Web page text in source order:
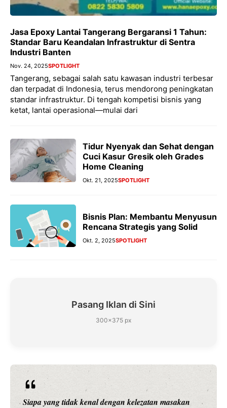
Jasa Epoxy Lantai Tangerang Bergaransi 1 Tahun:
Standar Baru Keandalan Infrastruktur di Sentra
Industri Banten
Nov. 24, 2025SPOTLIGHT
Tangerang, sebagai salah satu kawasan industri terbesar
dan terpadat di Indonesia, terus mendorong peningkatan
standar infrastruktur. Di tengah kompetisi bisnis yang
ketat, lantai operasional—mulai dari
Tidur Nyenyak dan Sehat dengan
Cuci Kasur Gresik oleh Grades
Home Cleaning
Okt. 21, 2025SPOTLIGHT
Bisnis Plan: Membantu Menyusun
Rencana Strategis yang Solid
Okt. 2, 2025SPOTLIGHT
Pasang Iklan di Sini
300×375 px
Siapa yang tidak kenal dengan kelezatan masakan